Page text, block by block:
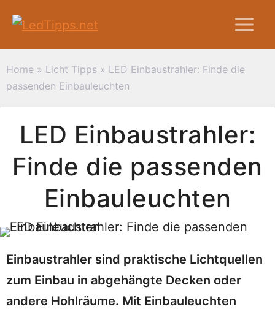
Inhalt
springen
Home » Licht Tipps » LED Einbaustrahler: Finde die
passenden Einbauleuchten
LED Einbaustrahler:
Finde die passenden
Einbauleuchten
Einbaustrahler sind praktische Lichtquellen
zum Einbau in abgehängte Decken oder
andere Hohlräume. Mit Einbauleuchten